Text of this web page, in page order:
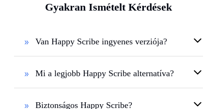
Gyakran Ismételt Kérdések
Van Happy Scribe ingyenes verziója?
Mi a legjobb Happy Scribe alternatíva?
Biztonságos Happy Scribe?